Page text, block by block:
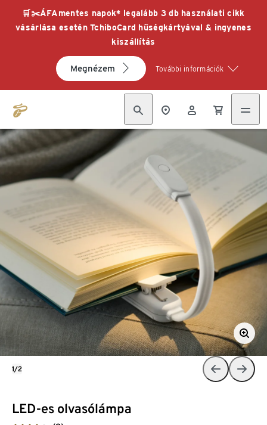
🛒✂️ÁFAmentes napok* legalább 3 db használati cikk
vásárlása esetén TchiboCard hűségkártyával & ingyenes
kiszállítás
Megnézem További információk
LED-es olvasólámpa
1/2